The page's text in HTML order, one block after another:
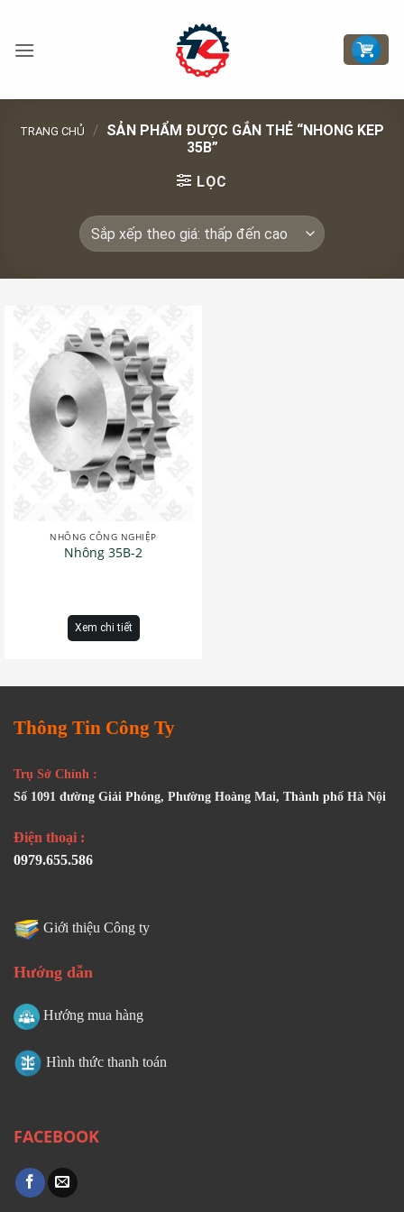
nội
TRANG CHỦ / SẢN PHẨM ĐƯỢC GẮN THẺ “NHONG KEP
35B”
LỌC
NHÔNG CÔNG NGHIỆP
Nhông 35B-2
Xem chi tiết
Thông Tin Công Ty
Trụ Sở Chính :
Số 1091 đường Giải Phóng, Phường Hoàng Mai, Thành phố Hà Nội
Điện thoại :
0979.655.586
Giới thiệu Công ty
Hướng dẫn
Hướng mua hàng
Hình thức thanh toán
FACEBOOK